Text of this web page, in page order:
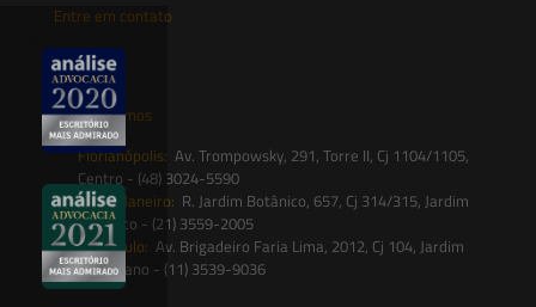
Entre em contato
contato@saesadvogados.com.br
Onde estamos
Florianópolis: Av. Trompowsky, 291, Torre II, Cj 1104/1105,
Centro - (48) 3024-5590
Rio de Janeiro: R. Jardim Botânico, 657, Cj 314/315, Jardim
Botânico - (21) 3559-2005
São Paulo: Av. Brigadeiro Faria Lima, 2012, Cj 104, Jardim
Paulistano - (11) 3539-9036